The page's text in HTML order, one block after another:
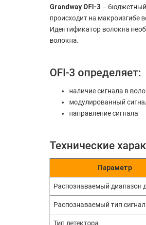
Grandway OFI-3 – бюджетный
происходит на макроизгибе
Идентификатор волокна
волокна.
OFI-3 определяет:
наличие сигнала в
модулированный
направление сигнала
Технические
Параметр
Распознаваемый диапазон
Распознаваемый тип
Тип детектора